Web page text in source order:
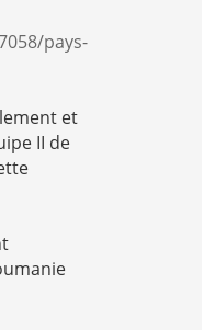
pays-
et
II de